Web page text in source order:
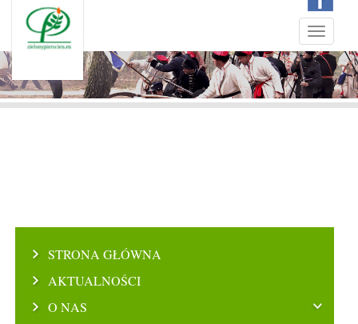
Toggle
Menu
STRONA GŁÓWNA
AKTUALNOŚCI
O NAS